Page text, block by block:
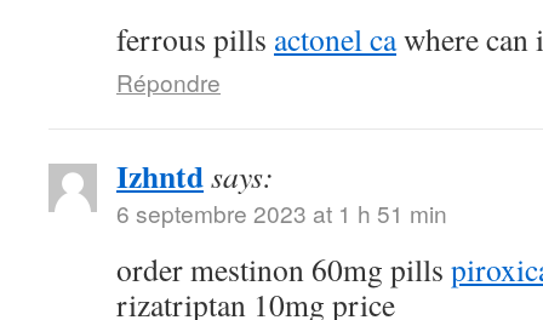
ferrous pills actonel cawhere can
Répondre
Izhntdsays:
6 septembre 2023 at 1 h 51 min
order mestinon 60mg pills
rizatriptan 10mg price